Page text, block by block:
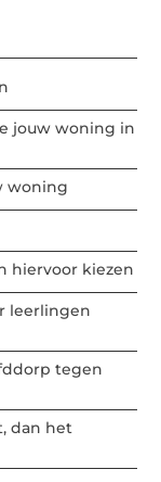
jouw woning in
woning
hiervoor kiezen
leerlingen
tegen
dan het